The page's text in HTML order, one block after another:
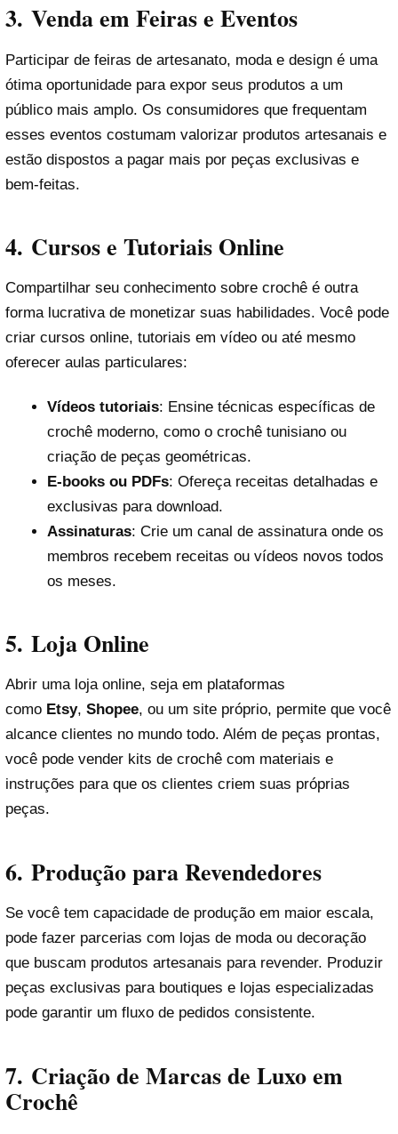
3. Venda em Feiras e Eventos
Participar de feiras de artesanato, moda e design é uma
ótima oportunidade para expor seus produtos a um
público mais amplo. Os consumidores que frequentam
esses eventos costumam valorizar produtos artesanais e
estão dispostos a pagar mais por peças exclusivas e
bem-feitas.
4. Cursos e Tutoriais Online
Compartilhar seu conhecimento sobre crochê é outra
forma lucrativa de monetizar suas habilidades. Você pode
criar cursos online, tutoriais em vídeo ou até mesmo
oferecer aulas particulares:
Vídeos tutoriais: Ensine técnicas específicas de
crochê moderno, como o crochê tunisiano ou
criação de peças geométricas.
E-books ou PDFs: Ofereça receitas detalhadas e
exclusivas para download.
Assinaturas: Crie um canal de assinatura onde os
membros recebem receitas ou vídeos novos todos
os meses.
5. Loja Online
Abrir uma loja online, seja em plataformas
como Etsy, Shopee, ou um site próprio, permite que você
alcance clientes no mundo todo. Além de peças prontas,
você pode vender kits de crochê com materiais e
instruções para que os clientes criem suas próprias
peças.
6. Produção para Revendedores
Se você tem capacidade de produção em maior escala,
pode fazer parcerias com lojas de moda ou decoração
que buscam produtos artesanais para revender. Produzir
peças exclusivas para boutiques e lojas especializadas
pode garantir um fluxo de pedidos consistente.
7. Criação de Marcas de Luxo em
Crochê